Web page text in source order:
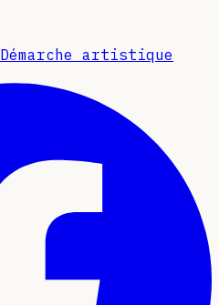
Démarche artistique